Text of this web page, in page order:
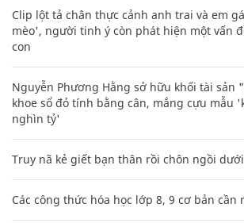
Clip lột tả chân thực cảnh anh trai và em
mèo', người tinh ý còn phát hiện một vấn
con
Nguyễn Phương Hằng sở hữu khối tài sản
khoe sổ đỏ tính bằng cân, mắng cựu mẫu
nghìn tỷ'
Truy nã kẻ giết bạn thân rồi chôn ngồi
Các công thức hóa học lớp 8, 9 cơ bản cần